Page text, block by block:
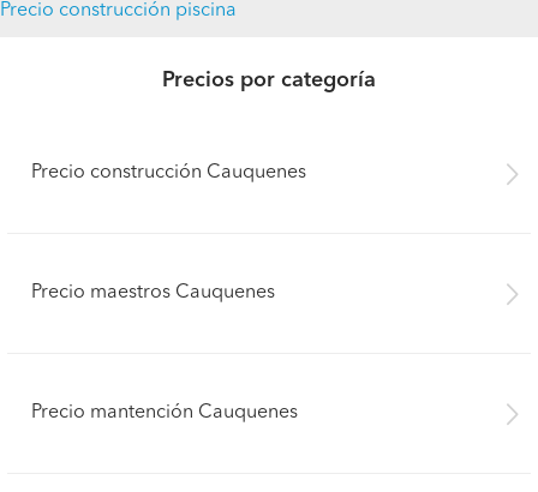
Precio construcción piscina
Precios por categoría
Precio construcción Cauquenes
Precio maestros Cauquenes
Precio mantención Cauquenes